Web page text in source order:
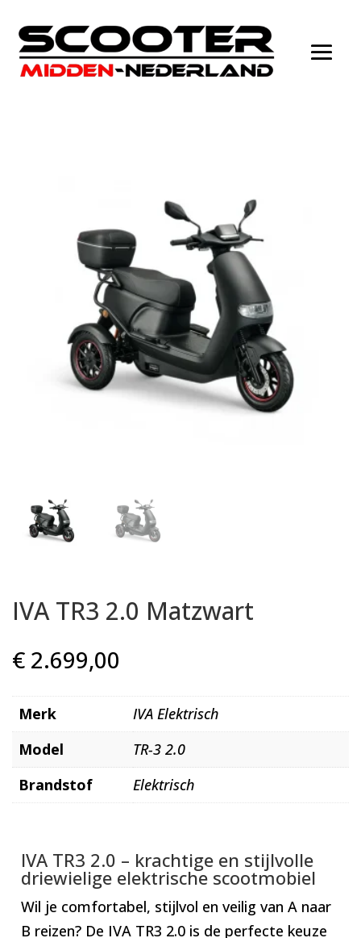
IVA TR3 2.0 Matzwart
€ 2.699,00
Merk
IVA Elektrisch
Model
TR-3 2.0
Brandstof
Elektrisch
IVA TR3 2.0 – krachtige en stijlvolle
driewielige elektrische scootmobiel
Wil je comfortabel, stijlvol en veilig van A naar
B reizen? De IVA TR3 2.0 is de perfecte keuze